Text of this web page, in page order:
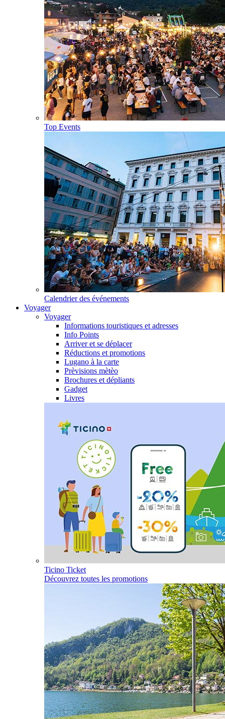
Top Events
Calendrier des événements
Voyager
Voyager
Informations touristiques et adresses
Info Points
Arriver et se déplacer
Réductions et promotions
Lugano à la carte
Prèvisions mètèo
Brochures et dépliants
Gadget
Livres
Ticino Ticket
Découvrez toutes les promotions